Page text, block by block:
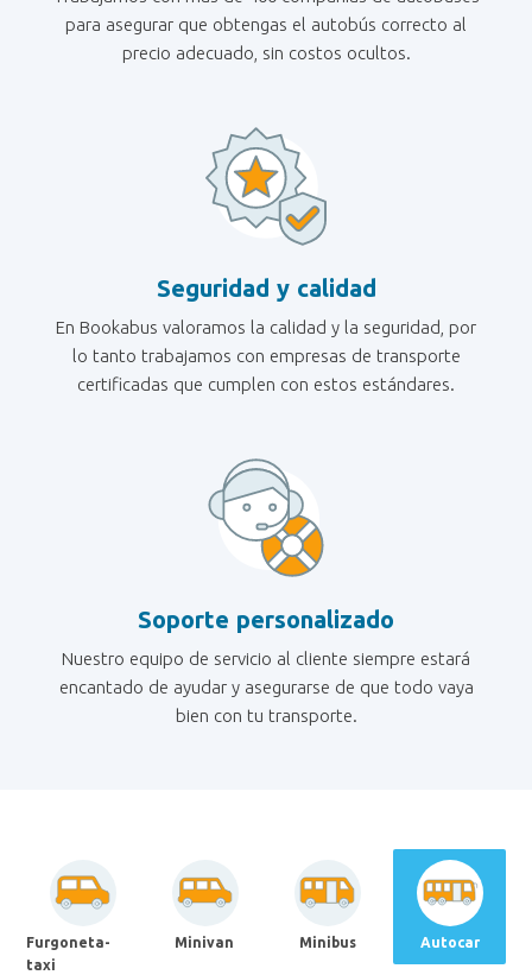
para asegurar que obtengas el autobús correcto al
precio adecuado, sin costos ocultos.
Seguridad y calidad
En Bookabus valoramos la calidad y la seguridad, por
lo tanto trabajamos con empresas de transporte
certificadas que cumplen con estos estándares.
Soporte personalizado
Nuestro equipo de servicio al cliente siempre estará
encantado de ayudar y asegurarse de que todo vaya
bien con tu transporte.
Furgoneta-
taxi
Minivan Minibus Autocar